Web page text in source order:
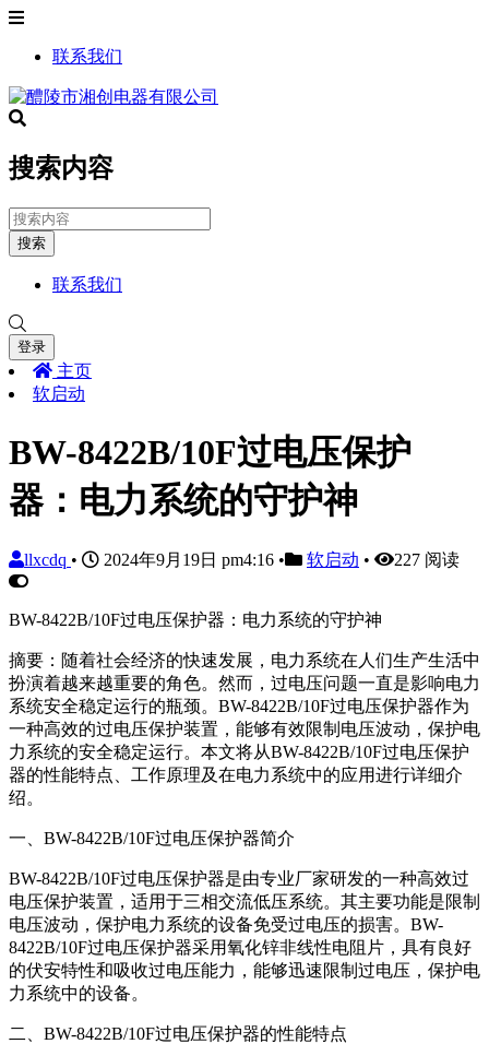
联系我们
搜索内容
搜索
联系我们
登录
主页
软启动
BW-8422B/10F过电压保护
器：电力系统的守护神
llxcdq • 2024年9月19日 pm4:16 • 软启动 • 227 阅读
BW-8422B/10F过电压保护器：电力系统的守护神
摘要：随着社会经济的快速发展，电力系统在人们生产生活中
扮演着越来越重要的角色。然而，过电压问题一直是影响电力
系统安全稳定运行的瓶颈。BW-8422B/10F过电压保护器作为
一种高效的过电压保护装置，能够有效限制电压波动，保护电
力系统的安全稳定运行。本文将从BW-8422B/10F过电压保护
器的性能特点、工作原理及在电力系统中的应用进行详细介
绍。
一、BW-8422B/10F过电压保护器简介
BW-8422B/10F过电压保护器是由专业厂家研发的一种高效过
电压保护装置，适用于三相交流低压系统。其主要功能是限制
电压波动，保护电力系统的设备免受过电压的损害。BW-
8422B/10F过电压保护器采用氧化锌非线性电阻片，具有良好
的伏安特性和吸收过电压能力，能够迅速限制过电压，保护电
力系统中的设备。
二、BW-8422B/10F过电压保护器的性能特点